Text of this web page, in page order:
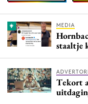
MEDIA
staaltje
Tekort